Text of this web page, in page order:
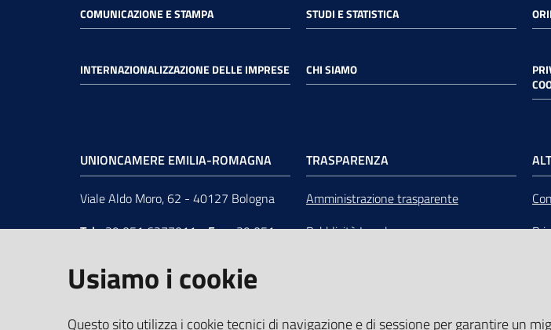
COMUNICAZIONE E STAMPA STUDI E STATISTICA
INTERNAZIONALIZZAZIONE DELLE IMPRESE CHI SIAMO
UNIONCAMERE EMILIA-ROMAGNA
Viale Aldo Moro, 62 - 40127 Bologna
Tel+39 051 6377011-Fax+39 051
e-mail:segreteria@rer.camcom.it
unioncamereemiliaromagna@legalmail.it
TRASPARENZA
Amministrazione trasparente
Pubblicità Legale
Usiamo i cookie
Questo sito utilizza i cookie tecnici di navigazione e di sessione per garantire un